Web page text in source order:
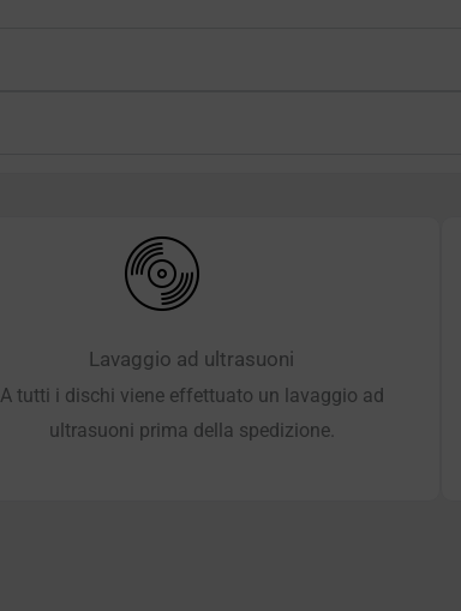
Lavaggio ad ultrasuoni
A tutti i dischi viene effettuato un lavaggio ad
ultrasuoni prima della spedizione.